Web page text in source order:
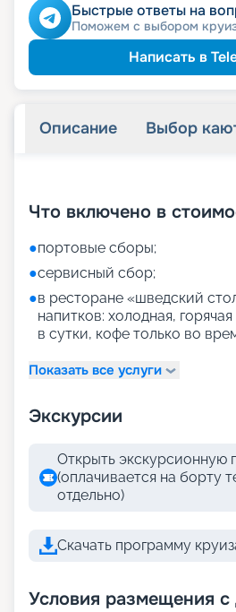
Быстрые ответы на
Поможем с выбором
Написать в
Описание Выбор
Что включено в
●портовые сборы;
●сервисный сбор;
●в ресторане «шведский
напитков: холодная,
в сутки, кофе только во
Показать все услуги
Экскурсии
Открыть экскурсионную
(оплачивается на борту
отдельно)
Скачать программу
Условия размещения с